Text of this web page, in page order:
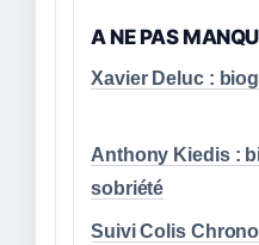
A NE PAS
Xavier Deluc :
Anthony Kiedis :
sobriété
Suivi Colis